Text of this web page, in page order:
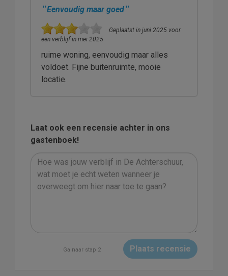
"Eenvoudig maar goed"
Geplaatst in juni 2025 voor
een verblijf in mei 2025
ruime woning, eenvoudig maar alles
voldoet. Fijne buitenruimte, mooie
locatie.
Laat ook een recensie achter in ons
gastenboek!
Ga naar stap 2 Plaats recensie